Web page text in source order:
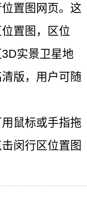
置图网页。这
置图，区位
实景卫星地
版，用户可随
鼠标或手指拖
闵行区位置图